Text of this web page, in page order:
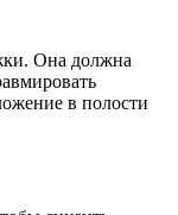
Она должна
в полости